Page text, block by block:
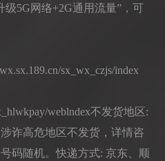
5G网络+2G通用流量”，可
sx_wx_czjs/index
weblndex不发货地区:
诈高危地区不发货，详情咨
码随机。快递方式: 京东、顺